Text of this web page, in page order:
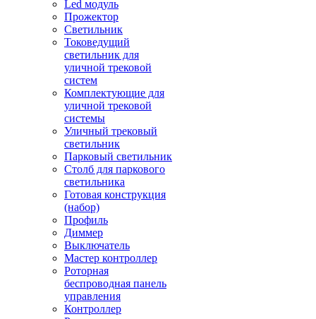
Led модуль
Прожектор
Светильник
Токоведущий
светильник для
уличной трековой
систем
Комплектующие для
уличной трековой
системы
Уличный трековый
светильник
Парковый светильник
Столб для паркового
светильника
Готовая конструкция
(набор)
Профиль
Диммер
Выключатель
Мастер контроллер
Роторная
беспроводная панель
управления
Контроллер